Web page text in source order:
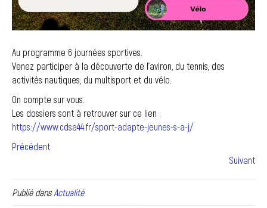
Au programme 6 journées sportives.
Venez participer à la découverte de l’aviron, du tennis, des
activités nautiques, du multisport et du vélo.
On compte sur vous.
Les dossiers sont à retrouver sur ce lien :
https://www.cdsa44.fr/sport-adapte-jeunes-s-a-j/
Précédent
Suivant
Publié dansActualité